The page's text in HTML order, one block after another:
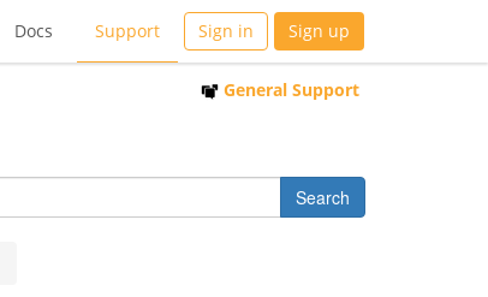
Docs Support Sign in Sign up
General Support